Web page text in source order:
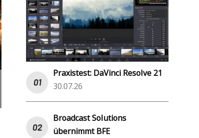
Praxistest: DaVinci Resolve 21
30.07.26
Broadcast Solutions
übernimmt BFE